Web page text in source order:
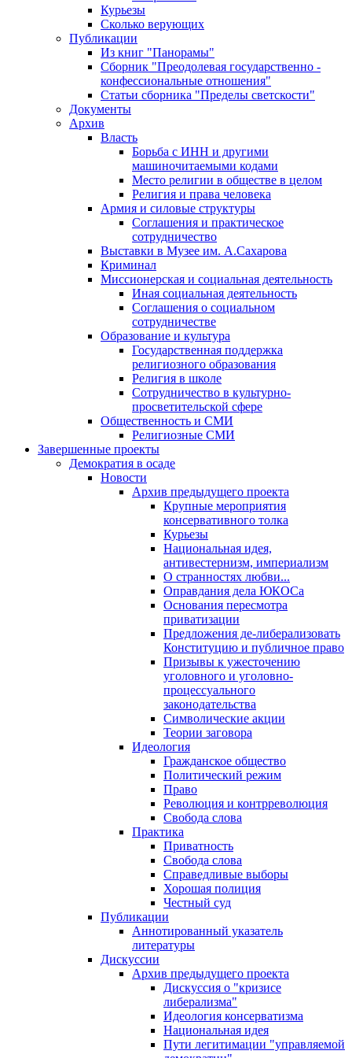
Курьезы
Сколько верующих
Публикации
Из книг "Панорамы"
Сборник "Преодолевая государственно -
конфессиональные отношения"
Статьи сборника "Пределы светскости"
Документы
Архив
Власть
Борьба с ИНН и другими
машиночитаемыми кодами
Место религии в обществе в целом
Религия и права человека
Армия и силовые структуры
Соглашения и практическое
сотрудничество
Выставки в Музее им. А.Сахарова
Криминал
Миссионерская и социальная деятельность
Иная социальная деятельность
Соглашения о социальном
сотрудничестве
Образование и культура
Государственная поддержка
религиозного образования
Религия в школе
Сотрудничество в культурно-
просветительской сфере
Общественность и СМИ
Религиозные СМИ
Завершенные проекты
Демократия в осаде
Новости
Архив предыдущего проекта
Крупные мероприятия
консервативного толка
Курьезы
Национальная идея,
антивестернизм, империализм
О странностях любви...
Оправдания дела ЮКОСа
Основания пересмотра
приватизации
Предложения де-либерализовать
Конституцию и публичное право
Призывы к ужесточению
уголовного и уголовно-
процессуального
законодательства
Символические акции
Теории заговора
Идеология
Гражданское общество
Политический режим
Право
Революция и контрреволюция
Свобода слова
Практика
Приватность
Свобода слова
Справедливые выборы
Хорошая полиция
Честный суд
Публикации
Аннотированный указатель
литературы
Дискуссии
Архив предыдущего проекта
Дискуссия о "кризисе
либерализма"
Идеология консерватизма
Национальная идея
Пути легитимации "управляемой